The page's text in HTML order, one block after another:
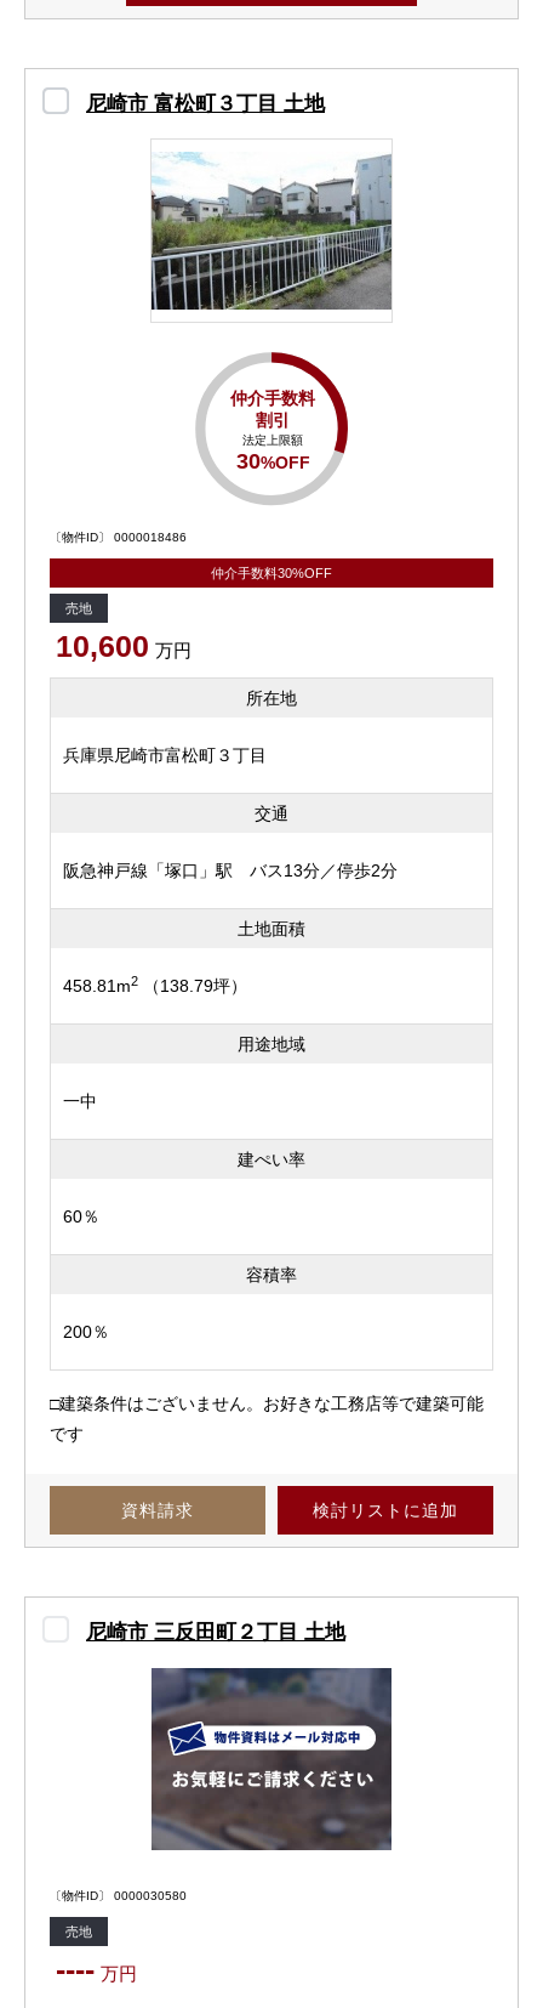
尼崎市 富松町３丁目 土地
仲介手数料
割引
法定上限額
30%OFF
〔物件ID〕 0000018486
仲介手数料30%OFF
売地
10,600 万円
所在地
兵庫県尼崎市富松町３丁目
交通
阪急神戸線「塚口」駅 バス13分／停歩2分
土地面積
458.81m2 （138.79坪）
用途地域
一中
建ぺい率
60％
容積率
200％
資料請求 検討リスト に追加
□建築条件はございません。お好きな工務店等で建築可能
です
尼崎市 三反田町２丁目 土地
〔物件ID〕 0000030580
売地
---- 万円